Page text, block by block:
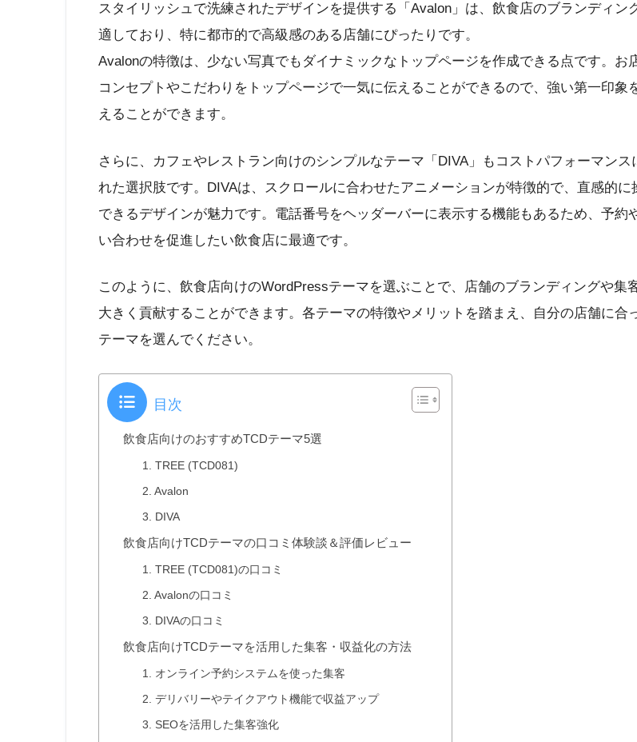
スタイリッシュで洗練されたデザインを提供する「Avalon」は、飲食店のブランディン
適しており、特に都市的で高級感のある店舗にぴったりです。
Avalonの特徴は、少ない写真でもダイナミックなトップページを作成できる点です。お
コンセプトやこだわりをトップページで一気に伝えることができるので、強い第一印象
えることができます。
さらに、カフェやレストラン向けのシンプルなテーマ「DIVA」もコストパフォーマンス
れた選択肢です。DIVAは、スクロールに合わせたアニメーションが特徴的で、直感的に
できるデザインが魅力です。電話番号をヘッダーバーに表示する機能もあるため、予約
い合わせを促進したい飲食店に最適です。
このように、飲食店向けのWordPressテーマを選ぶことで、店舗のブランディングや集
大きく貢献することができます。各テーマの特徴やメリットを踏まえ、自分の店舗に合
テーマを選んでください。
目次
飲食店向けのおすすめTCDテーマ5選
1. TREE (TCD081)
2. Avalon
3. DIVA
飲食店向けTCDテーマの口コミ体験談＆評価レビュー
1. TREE (TCD081)の口コミ
2. Avalonの口コミ
3. DIVAの口コミ
飲食店向けTCDテーマを活用した集客・収益化の方法
1. オンライン予約システムを使った集客
2. デリバリーやテイクアウト機能で収益アップ
3. SEOを活用した集客強化